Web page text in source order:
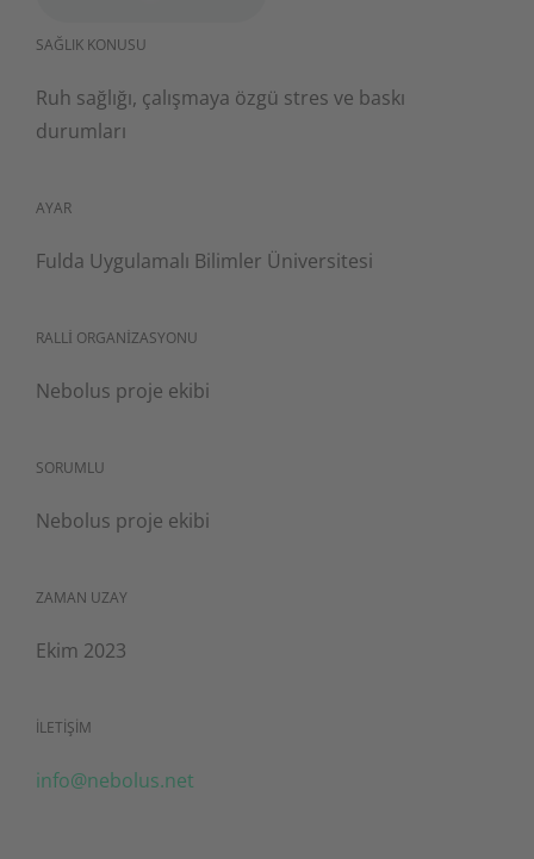
SAĞLIK KONUSU
Ruh sağlığı, çalışmaya özgü stres ve baskı
durumları
AYAR
Fulda Uygulamalı Bilimler Üniversitesi
RALLİ ORGANİZASYONU
Nebolus proje ekibi
SORUMLU
Nebolus proje ekibi
ZAMAN UZAY
Ekim 2023
İLETİŞİM
info@nebolus.net